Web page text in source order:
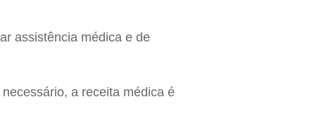
assistência médica e de
a receita médica é